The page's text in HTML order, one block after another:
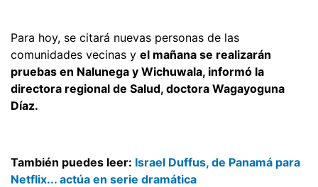
Para hoy, se citará nuevas personas de las
comunidades vecinas y el mañana se realizarán
pruebas en Nalunega y Wichuwala, informó la
directora regional de Salud, doctora Wagayoguna
Díaz.
También puedes leer: Israel Duffus, de Panamá para
Netflix... actúa en serie dramática